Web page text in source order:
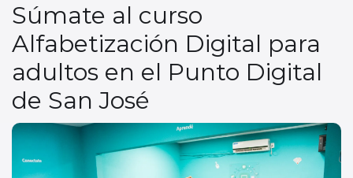
Súmate al curso
Alfabetización Digital para
adultos en el Punto Digital
de San José